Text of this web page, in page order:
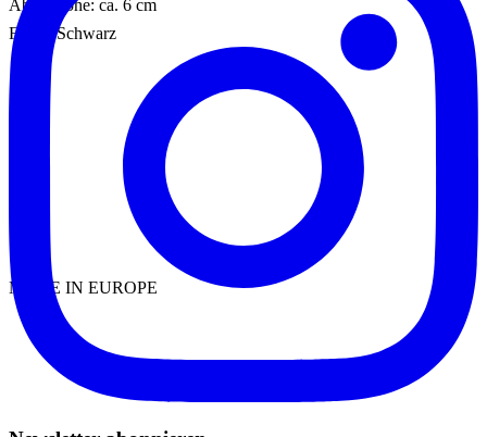
Absatzhöhe: ca. 6 cm
Farbe: Schwarz
MADE IN EUROPE